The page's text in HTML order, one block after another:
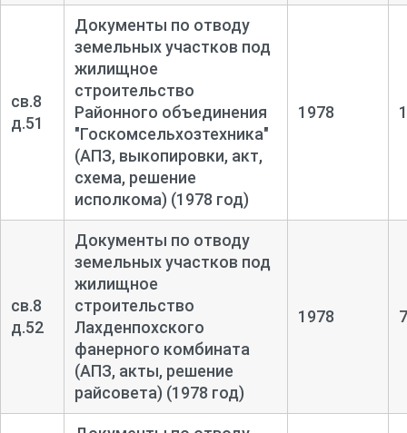
св.8
д.51
Документы по отводу
земельных участков под
жилищное
строительство
Районного объединения
"Госкомсельхозтехника"
(АПЗ, выкопировки, акт,
схема, решение
исполкома) (1978 год)
1978
св.8
д.52
Документы по отводу
земельных участков под
жилищное
строительство
Лахденпохского
фанерного комбината
(АПЗ, акты, решение
райсовета) (1978 год)
1978